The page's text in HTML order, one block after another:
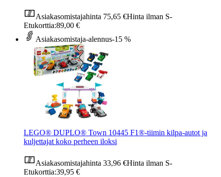
Asiakasomistajahinta 75,65 €Hinta ilman S-
Etukorttia:89,00 €
Asiakasomistaja-alennus-15 %
LEGO® DUPLO® Town 10445 F1®-tiimin kilpa-autot ja
kuljettajat koko perheen iloksi
Asiakasomistajahinta 33,96 €Hinta ilman S-
Etukorttia:39,95 €